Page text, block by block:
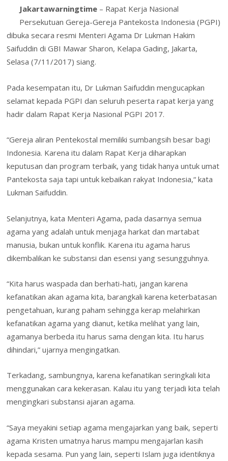
b
o
o
k
er e
dI
n
e
st
s
A
p
l o
o
ai
l
t tF
ri
e
n
dl
y
ar
e
Jakartawarningtime– Rapat Kerja Nasional
Persekutuan Gereja-Gereja Pantekosta Indonesia (PGPI)
dibuka secara resmi Menteri Agama Dr Lukman Hakim
Saifuddin di GBI Mawar Sharon, Kelapa Gading, Jakarta,
Selasa (7/11/2017) siang.
Pada kesempatan itu, Dr Lukman Saifuddin mengucapkan
selamat kepada PGPI dan seluruh peserta rapat kerja yang
hadir dalam Rapat Kerja Nasional PGPI 2017.
“Gereja aliran Pentekostal memiliki sumbangsih besar bagi
Indonesia. Karena itu dalam Rapat Kerja diharapkan
keputusan dan program terbaik, yang tidak hanya untuk umat
Pantekosta saja tapi untuk kebaikan rakyat Indonesia,“ kata
Lukman Saifuddin.
Selanjutnya, kata Menteri Agama, pada dasarnya semua
agama yang adalah untuk menjaga harkat dan martabat
manusia, bukan untuk konflik. Karena itu agama harus
dikembalikan ke substansi dan esensi yang sesungguhnya.
“Kita harus waspada dan berhati-hati, jangan karena
kefanatikan akan agama kita, barangkali karena keterbatasan
pengetahuan, kurang paham sehingga kerap melahirkan
kefanatikan agama yang dianut, ketika melihat yang lain,
agamanya berbeda itu harus sama dengan kita. Itu harus
dihindari,” ujarnya mengingatkan.
Terkadang, sambungnya, karena kefanatikan seringkali kita
menggunakan cara kekerasan. Kalau itu yang terjadi kita telah
mengingkari substansi ajaran agama.
“Saya meyakini setiap agama mengajarkan yang baik, seperti
agama Kristen umatnya harus mampu mengajarlan kasih
kepada sesama. Pun yang lain, seperti Islam juga identiknya